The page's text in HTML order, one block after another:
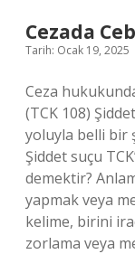
Cezada
Tarih: Ocak 19, 2025
Ceza
(TCK 108)
yoluyla belli bir
Şiddet suçu
demektir?
yapmak veya
kelime, birini
zorlama veya